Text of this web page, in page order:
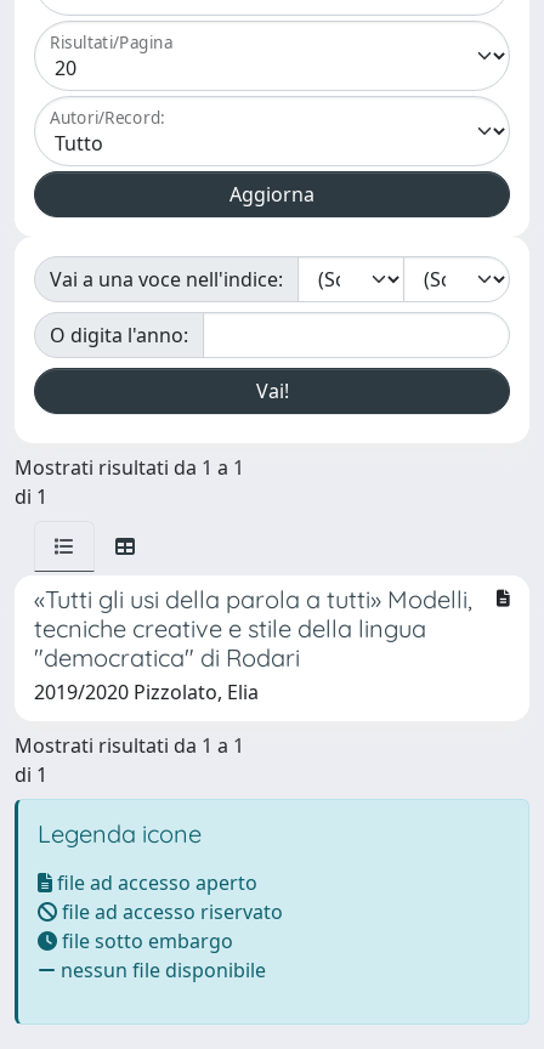
Risultati/Pagina
Autori/Record:
Vai a una voce nell'indice:
O digita l'anno:
Mostrati risultati da 1 a 1
di 1
«Tutti gli usi della parola a tutti» Modelli,
tecniche creative e stile della lingua
"democratica" di Rodari
2019/2020 Pizzolato, Elia
Mostrati risultati da 1 a 1
di 1
Legenda icone
file ad accesso aperto
file ad accesso riservato
file sotto embargo
nessun file disponibile